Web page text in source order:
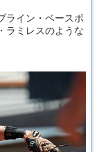
ライン・ベースボ
ラミレスのような